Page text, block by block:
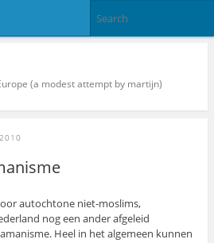
(a modest attempt by martijn)
autochtone niet-moslims,
nog een ander afgeleid
Heel in het algemeen kunnen